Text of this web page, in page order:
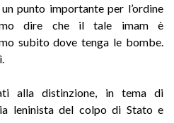
punto importante per l’ordine
dire che il tale imam è
subito dove tenga le bombe.
alla distinzione, in tema di
leninista del colpo di Stato e